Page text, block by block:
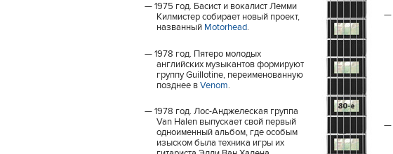
1975 год. Басист и вокалист Лемми
Килмистер собирает новый проект,
названный Motorhead.
1978 год. Пятеро молодых
английских музыкантов формируют
группу Guillotine, переименованную
позднее вVenom.
1978 год. Лос-Анджелеская группа
Van Halen выпускает свой первый
одноименный альбом, где особым
изыском была техника игры их